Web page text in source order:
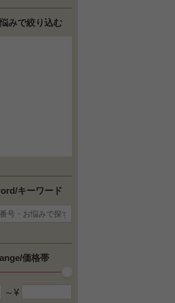
みで絞り込む
キーワード
価格帯
～¥